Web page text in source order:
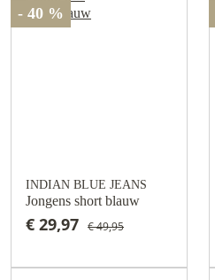
- 40 %
INDIAN BLUE JEANS
Jongens short blauw
€ 29,97 € 49,95